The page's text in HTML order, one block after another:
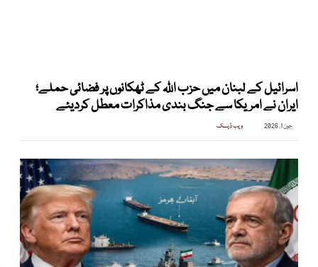
اسرائیل کے لبنان میں حزب اللہ کے ٹھکانوں پر فضائی حملے؛
ایران نے امریکا سے جنگ بندی مذاکرات معطل کردیئے
جون 1, 2026 ویب ڈیسک